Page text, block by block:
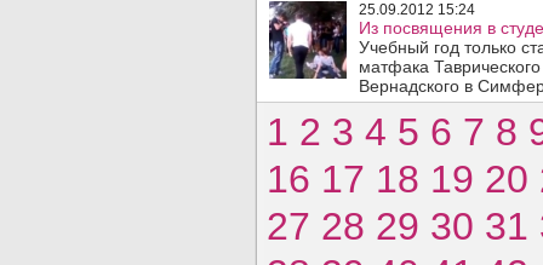
25.09.2012 15:24
Из посвящения в
Учебный год только
матфака
Вернадского в
1 2 3 4 5 6 7 8
16 17 18 19 20
27 28 29 30 31